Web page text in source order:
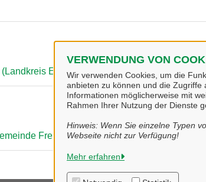
VERWENDUNG VON
Wir verwenden Cookies, um die
anbieten zu können und die
Informationen möglicherweise mit
Rahmen Ihrer Nutzung der Dienste
Hinweis: Wenn Sie einzelne Typen
Webseite nicht zur Verfügung!
Mehr erfahren
Emsland)
Freren)